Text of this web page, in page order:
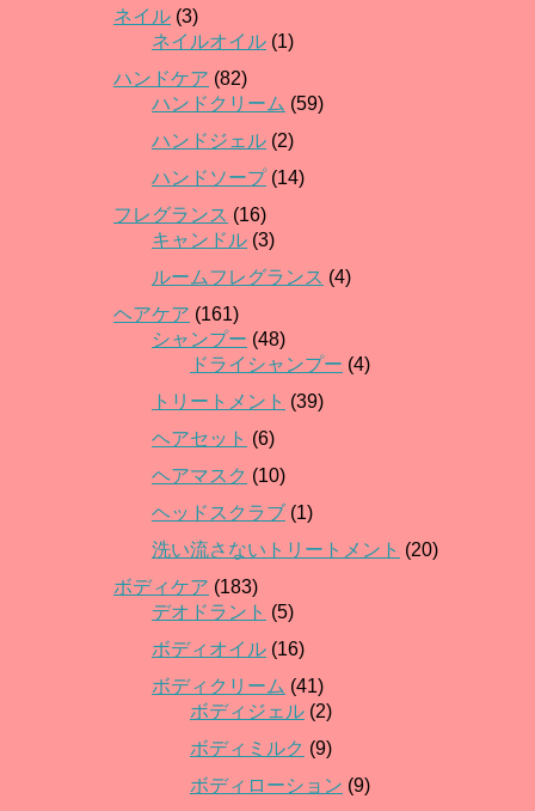
ネイル (3)
ネイルオイル (1)
ハンドケア (82)
ハンドクリーム (59)
ハンドジェル (2)
ハンドソープ(14)
フレグランス (16)
キャンドル (3)
ルームフレグランス (4)
ヘアケア (161)
シャンプー (48)
ドライシャンプー (4)
トリートメント (39)
ヘアセット (6)
ヘアマスク (10)
ヘッドスクラブ (1)
洗い流さないトリートメント (20)
ボディケア (183)
デオドラント (5)
ボディオイル (16)
ボディクリーム (41)
ボディジェル (2)
ボディミルク (9)
ボディローション (9)